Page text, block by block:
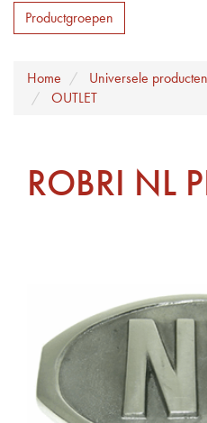
Productgroepen
Home Universele producten
OUTLET
ROBRI NL